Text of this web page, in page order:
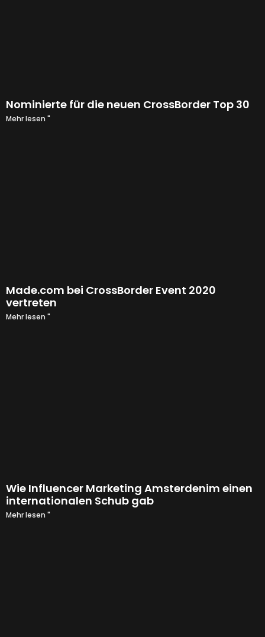
Nominierte für die neuen CrossBorder Top 30
Mehr lesen "
Made.com bei CrossBorder Event 2020
vertreten
Mehr lesen "
Wie Influencer Marketing Amsterdenim einen
internationalen Schub gab
Mehr lesen "